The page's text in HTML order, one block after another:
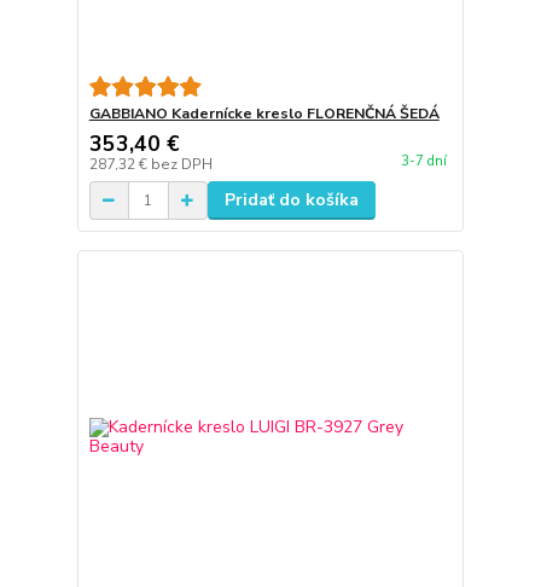
GABBIANO Kadernícke kreslo FLORENČNÁ ŠEDÁ
353,40 €
287,32 € bez DPH 3-7 dní
Pridať do košíka